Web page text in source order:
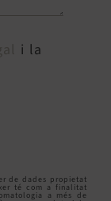
i la
de dades propietat
té com a finalitat
a més de